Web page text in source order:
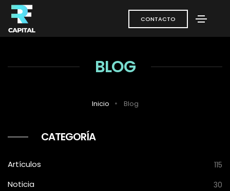
CONTACTO
BLOG
Inicio Blog
CATEGORÍA
Artículos 115
Noticia 30